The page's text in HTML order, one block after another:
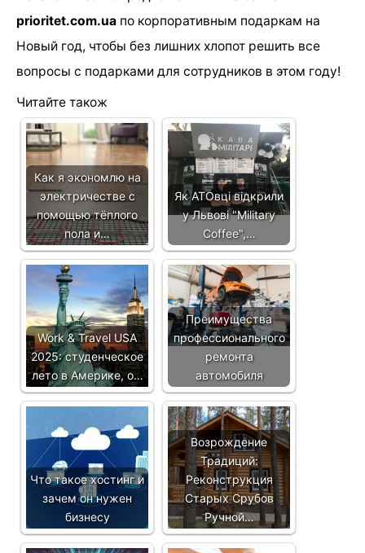
prioritet.com.ua по корпоративным подаркам на
Новый год, чтобы без лишних хлопот решить все
вопросы с подарками для сотрудников в этом году!
Читайте також
Как я экономлю на
электричестве с
помощью тёплого
пола и…
Як АТОвці відкрили
у Львові "Military
Coffee",…
Work & Travel USA
2025: студенческое
лето в Америке, о…
Преимущества
профессионального
ремонта
автомобиля
Что такое хостинг и
зачем он нужен
бизнесу
Возрождение
Традиций:
Реконструкция
Старых Срубов
Ручной…